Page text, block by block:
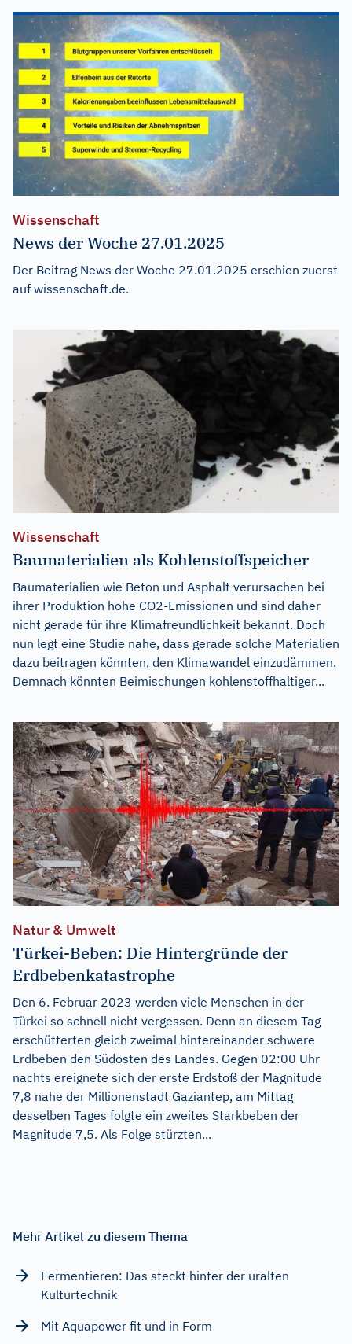
Wissenschaft
News der Woche 27.01.2025
Der Beitrag News der Woche 27.01.2025 erschien zuerst
auf wissenschaft.de.
Wissenschaft
Baumaterialien als Kohlenstoffspeicher
Baumaterialien wie Beton und Asphalt verursachen bei
ihrer Produktion hohe CO2-Emissionen und sind daher
nicht gerade für ihre Klimafreundlichkeit bekannt. Doch
nun legt eine Studie nahe, dass gerade solche Materialien
dazu beitragen könnten, den Klimawandel einzudämmen.
Demnach könnten Beimischungen kohlenstoffhaltiger...
Natur & Umwelt
Türkei-Beben: Die Hintergründe der
Erdbebenkatastrophe
Den 6. Februar 2023 werden viele Menschen in der
Türkei so schnell nicht vergessen. Denn an diesem Tag
erschütterten gleich zweimal hintereinander schwere
Erdbeben den Südosten des Landes. Gegen 02:00 Uhr
nachts ereignete sich der erste Erdstoß der Magnitude
7,8 nahe der Millionenstadt Gaziantep, am Mittag
desselben Tages folgte ein zweites Starkbeben der
Magnitude 7,5. Als Folge stürzten...
Mehr Artikel zu diesem Thema
Fermentieren: Das steckt hinter der uralten
Kulturtechnik
Mit Aquapower fit und in Form